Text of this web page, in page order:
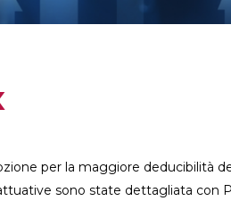
per la maggiore deducibilità
sono state dettagliata con